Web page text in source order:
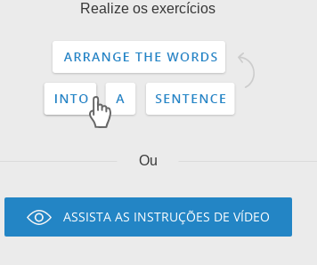
Realize os exercícios
Ou
ASSISTA AS INSTRUÇÕES DE VÍDEO